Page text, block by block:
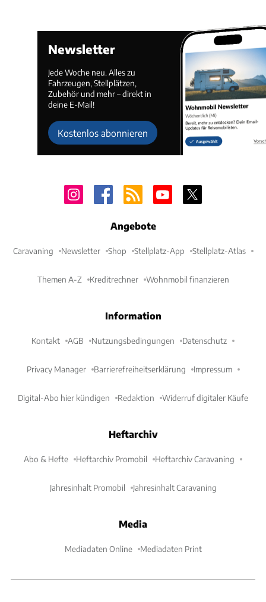
Newsletter
Jede Woche neu. Alles zu
Fahrzeugen, Stellplätzen,
Zubehör und mehr – direkt in
deine E-Mail!
Kostenlos abonnieren
Angebote
Caravaning Newsletter Shop Stellplatz-App Stellplatz-Atlas
Themen A-Z Kreditrechner Wohnmobil finanzieren
Information
Kontakt AGB Nutzungsbedingungen Datenschutz
Privacy Manager Barrierefreiheitserklärung Impressum
Digital-Abo hier kündigen Redaktion Widerruf digitaler Käufe
Heftarchiv
Abo & Hefte Heftarchiv Promobil Heftarchiv Caravaning
Jahresinhalt Promobil Jahresinhalt Caravaning
Media
Mediadaten Online Mediadaten Print